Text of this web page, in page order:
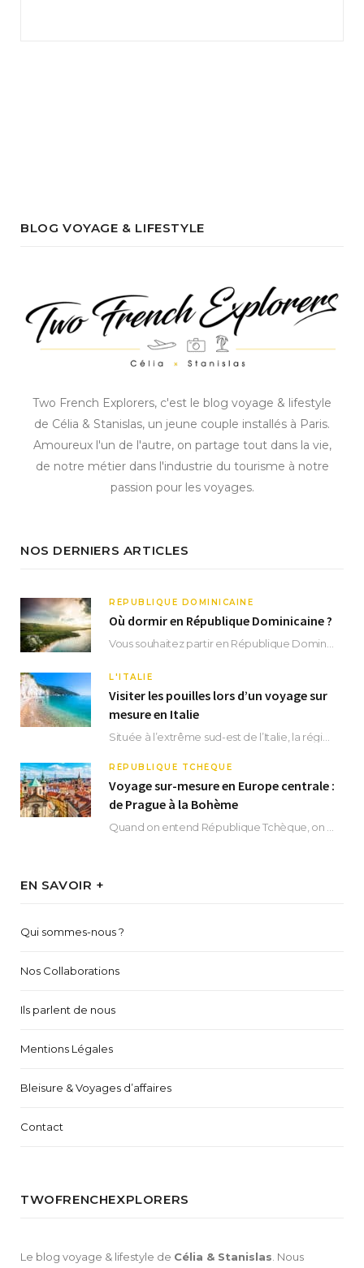
BLOG VOYAGE & LIFESTYLE
Two French Explorers, c'est le blog voyage & lifestyle
de Célia & Stanislas, un jeune couple installés à Paris.
Amoureux l'un de l'autre, on partage tout dans la vie,
de notre métier dans l'industrie du tourisme à notre
passion pour les voyages.
NOS DERNIERS ARTICLES
RÉPUBLIQUE DOMINICAINE
Où dormir en République Dominicaine ?
L'ITALIE
Visiter les pouilles lors d’un voyage sur
mesure en Italie
RÉPUBLIQUE TCHÈQUE
Voyage sur-mesure en Europe centrale :
de Prague à la Bohème
EN SAVOIR +
Qui sommes-nous ?
Nos Collaborations
Ils parlent de nous
Mentions Légales
Bleisure & Voyages d’affaires
Contact
TWOFRENCHEXPLORERS
Le blog voyage & lifestyle de Célia & Stanislas . Nous